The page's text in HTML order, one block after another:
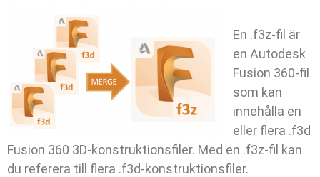
En .f3z-fil är
en Autodesk
Fusion 360-fil
som kan
innehålla en
eller flera .f3d
Fusion 360 3D-konstruktionsfiler. Med en .f3z-fil kan
du referera till flera .f3d-konstruktionsfiler.